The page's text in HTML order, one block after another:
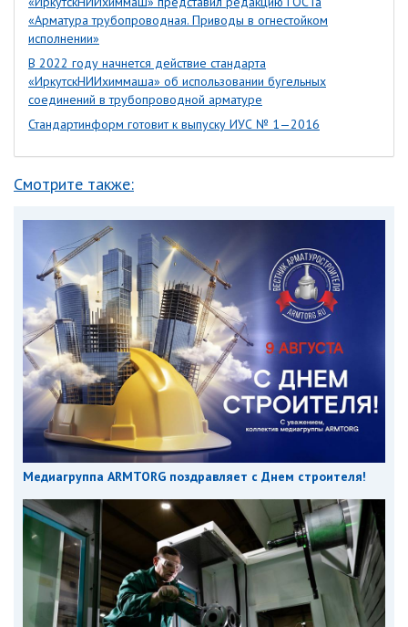
«Арматура трубопроводная. Приводы в огнестойком
исполнении»
В 2022 году начнется действие стандарта
«ИркутскНИИхиммаша» об использовании бугельных
соединений в трубопроводной арматуре
Стандартинформ готовит к выпуску ИУС № 1—2016
Смотрите также:
Медиагруппа ARMTORG поздравляет с Днем строителя!